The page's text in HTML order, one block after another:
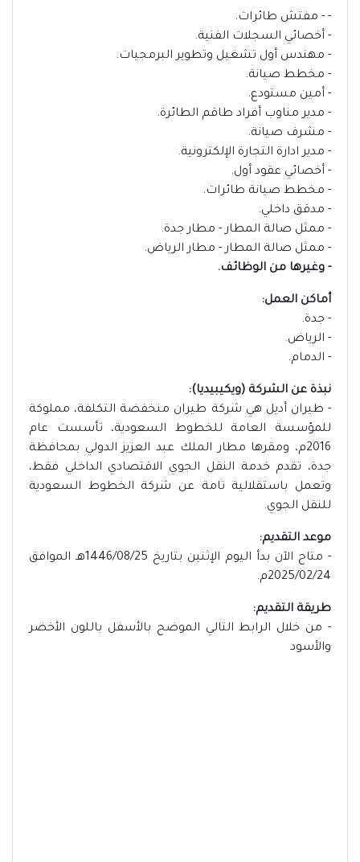
- - مفتش طائرات.
- أخصائي السجلات الفنية.
- مهندس أول تشغيل وتطوير البرمجيات.
- مخطط صيانة.
- أمين مستودع.
- مدير مناوب أفراد طاقم الطائرة.
- مشرف صيانة.
- مدير ادارة التجارة الإلكترونية.
- أخصائي عقود أول.
- مخطط صيانة طائرات.
- مدقق داخلي.
- ممثل صالة المطار - مطار جدة.
- ممثل صالة المطار - مطار الرياض.
- وغيرها من الوظائف.
أماكن العمل:
- جدة.
- الرياض.
- الدمام.
نبذة عن الشركة (ويكيبيديا):
- طيران أديل هي شركة طيران منخفضة التكلفة، مملوكة
للمؤسسة العامة للخطوط السعودية، تأسست عام
2016م، ومقرها مطار الملك عبد العزيز الدولي بمحافظة
جدة، تقدم خدمة النقل الجوي الاقتصادي الداخلي فقط،
وتعمل باستقلالية تامة عن شركة الخطوط السعودية
للنقل الجوي.
موعد التقديم:
- متاح الآن بدأ اليوم الإثنين بتاريخ 1446/08/25هـ الموافق
2025/02/24م.
طريقة التقديم:
- من خلال الرابط التالي الموضح بالأسفل باللون الأخضر
والأسود